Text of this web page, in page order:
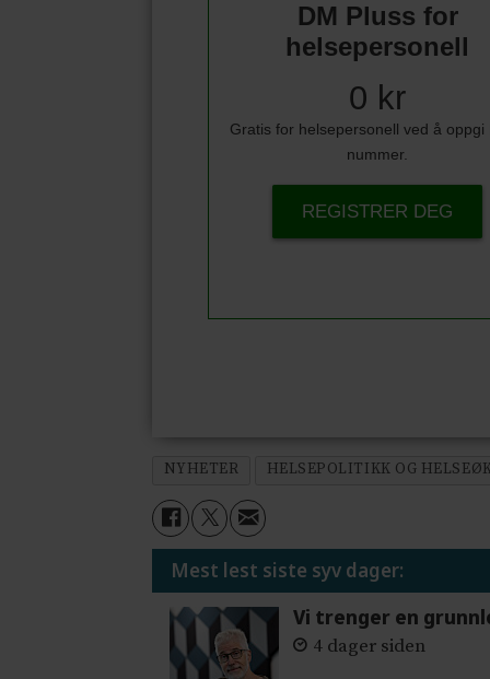
DM Pluss for
helsepersonell
0 kr
Gratis for helsepersonell ved å oppgi
nummer.
REGISTRER DEG
NYHETER HELSEPOLITIKK OG
Mest lest siste syv dager:
Vi trenger en
4 dager siden